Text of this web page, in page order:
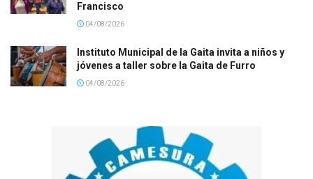
Francisco
04/08/2026
Instituto Municipal de la Gaita invita a niños y
jóvenes a taller sobre la Gaita de Furro
04/08/2026